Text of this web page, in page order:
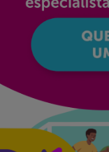
Serviços
Sobre